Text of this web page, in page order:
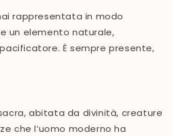
rappresentata in modo
un elemento naturale,
È sempre presente,
abitata da divinità, creature
che l’uomo moderno ha